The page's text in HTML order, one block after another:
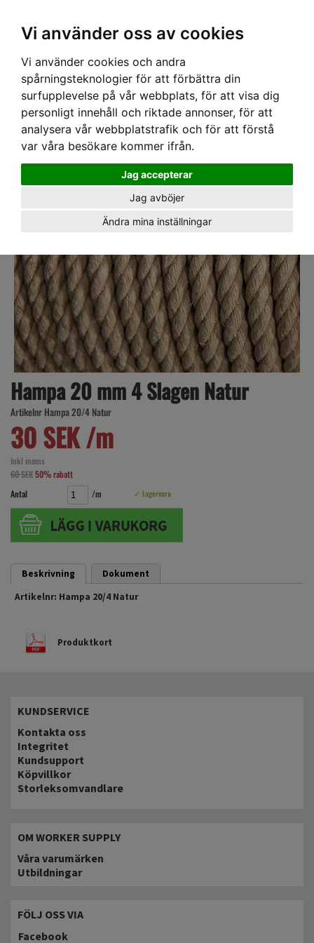
Vi använder oss av cookies
Vi använder cookies och andra
spårningsteknologier för att förbättra din
surfupplevelse på vår webbplats, för att visa dig
personligt innehåll och riktade annonser, för att
analysera vår webbplatstrafik och för att förstå
var våra besökare kommer ifrån.
Jag accepterar
Jag avböjer
Ändra mina inställningar
Hem ›Lagerrensning› Hampa 20 mm 4 Slagen Natur
Hampa 20 mm 4 Slagen Natur
Artikelnr Hampa 20/4 Natur
30 SEK /m
Inkl moms
60 SEK50% rabatt
Antal
/m ✓ Lagervara
Beskrivning
Dokument
Artikelnr: Hampa 20/4 Natur
Produktkort
KUNDSERVICE
Kontakta oss
Integritet
Kundsupport
Köpvillkor
Storleksomvandlare
OM WORKER SUPPLY
Våra varumärken
Utbildningar
FÖLJ OSS VIA
Facebook